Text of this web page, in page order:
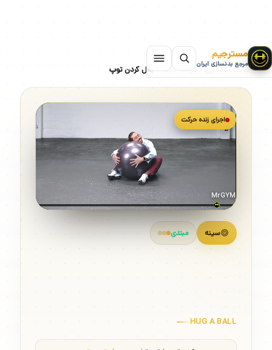
مسترجیم
مرجع بدنسازی ایران
سایت بدنسازی»حرکات سینه»بغل کردن توپ
سینه مبتدی
HUG A BALL
اجرای زنده حرکت
MrGYM